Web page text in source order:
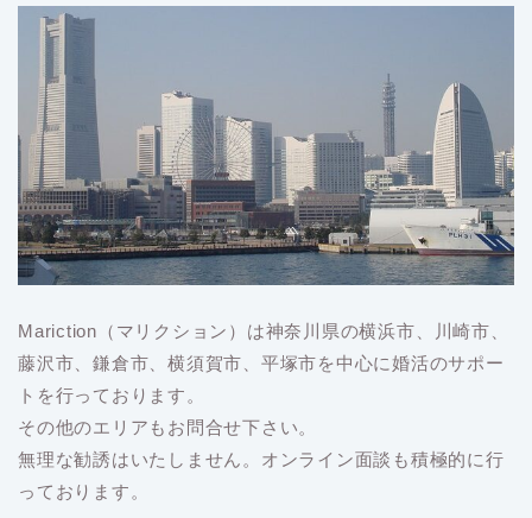
Mariction（マリクション）は神奈川県の横浜市、川崎市、
藤沢市、鎌倉市、横須賀市、平塚市を中心に婚活のサポー
トを行っております。
その他のエリアもお問合せ下さい。
無理な勧誘はいたしません。オンライン面談も積極的に行
っております。